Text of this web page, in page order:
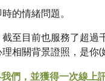
的情緒問題。
至目前也服務了超過
相關背景證照，是你(
們，並獲得一次線上